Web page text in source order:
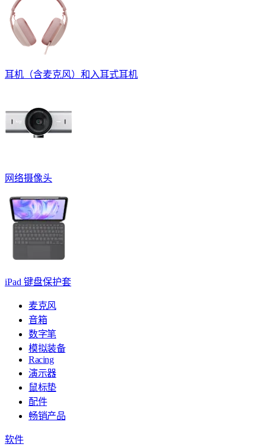
耳机（含麦克风）和入耳式耳机
网络摄像头
iPad 键盘保护套
麦克风
音箱
数字笔
模拟装备
Racing
演示器
鼠标垫
配件
畅销产品
软件